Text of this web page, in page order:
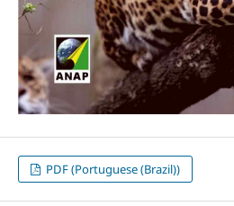
PDF (Portuguese (Brazil))